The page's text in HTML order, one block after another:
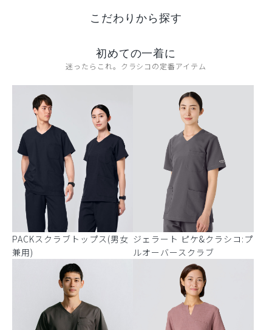
こだわりから探す
初めての一着に
迷ったらこれ。クラシコの定番アイテム
PACKスクラブトップス(男女
兼用)
ジェラート ピケ&クラシコ:プ
ルオーバースクラブ